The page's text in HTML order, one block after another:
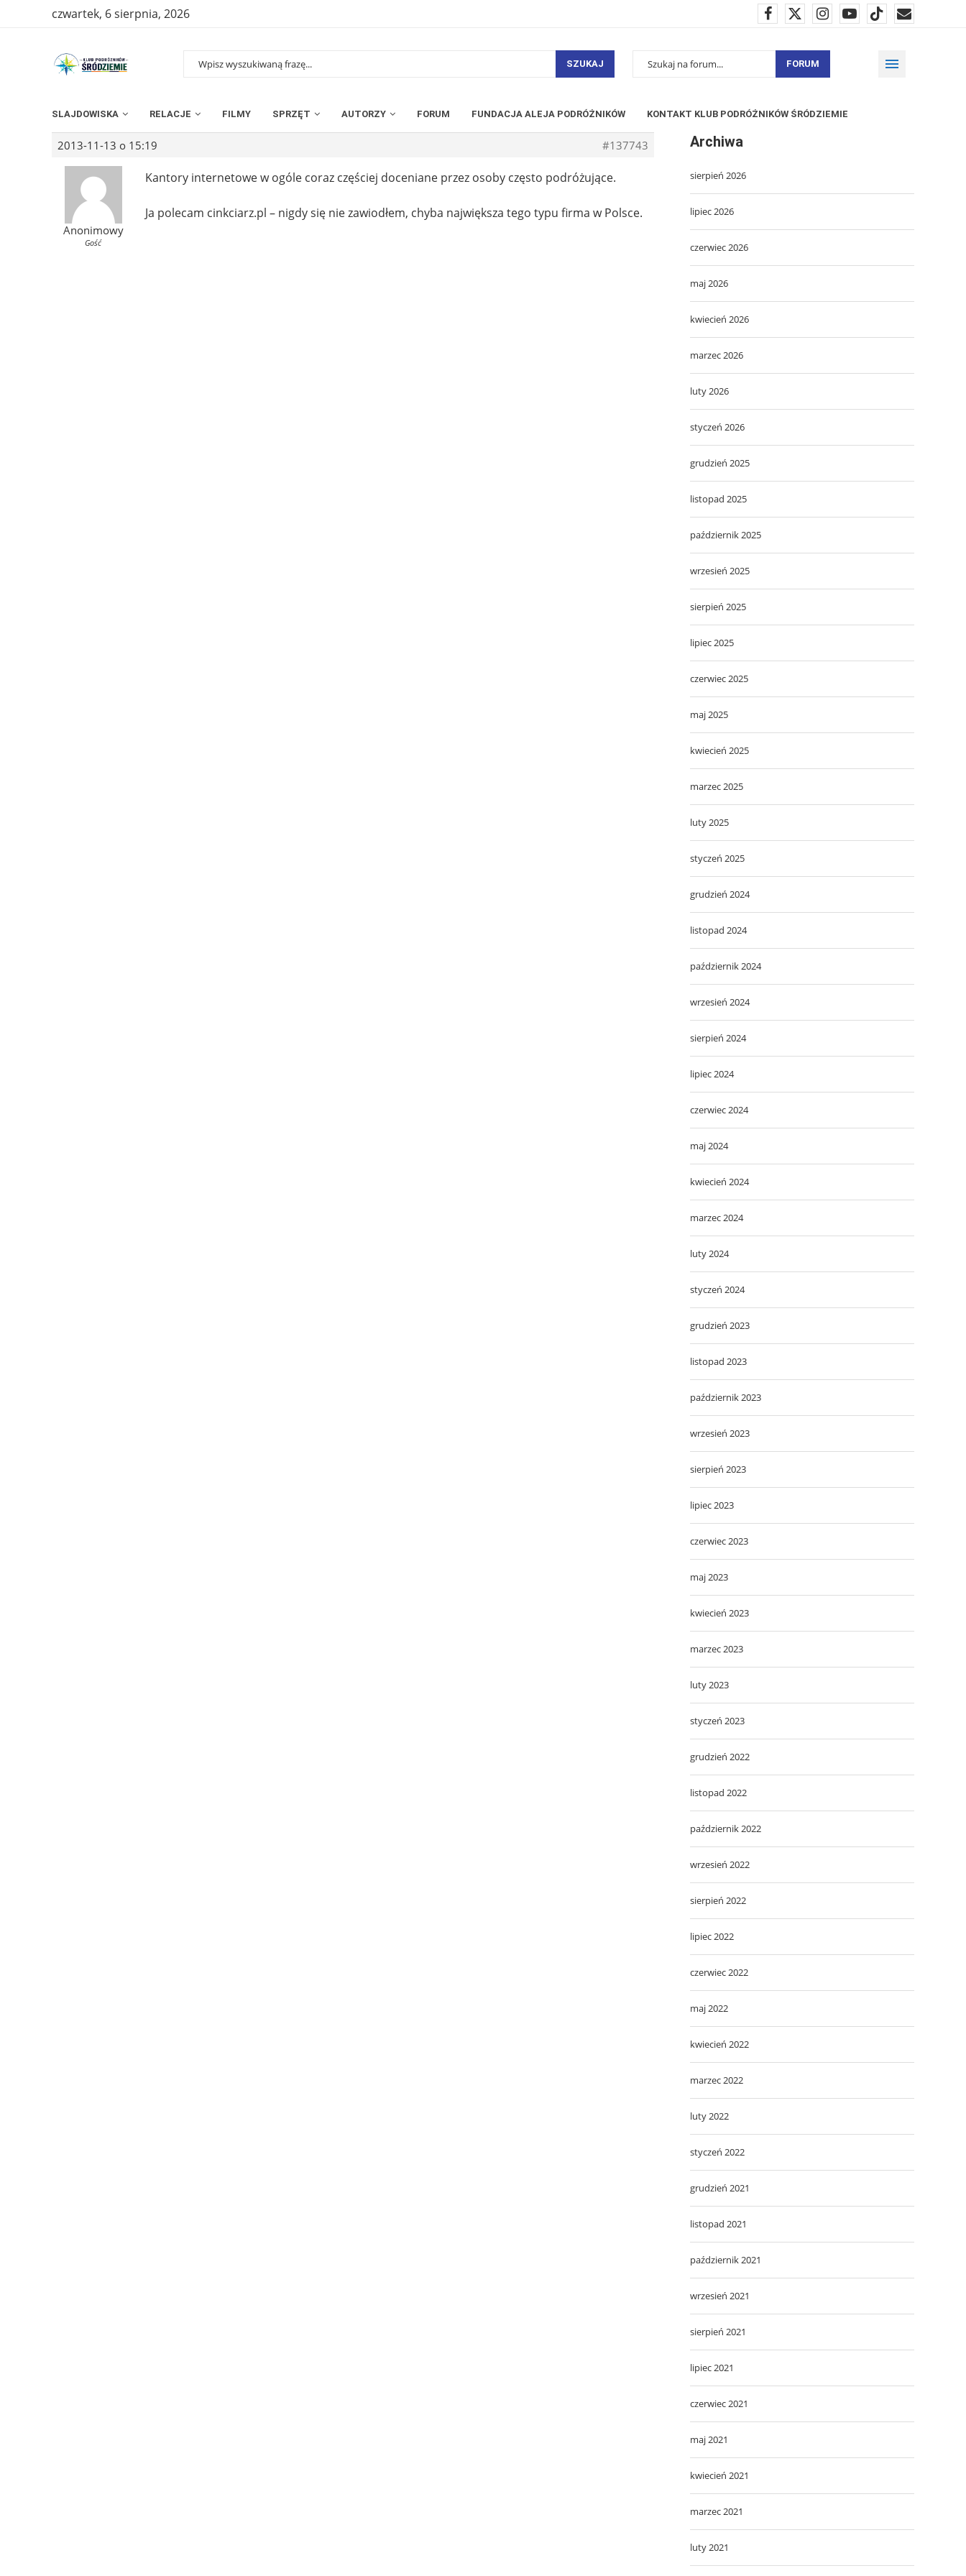
czwartek, 6 sierpnia, 2026
SZUKAJ FORUM
SLAJDOWISKA RELACJE FILMY SPRZĘT AUTORZY FORUM FUNDACJA ALEJA PODRÓŻNIKÓW KONTAKT KLUB PODRÓŻNIKÓW ŚRÓDZIEMIE
2013-11-13 o 15:19 #137743
Anonimowy
Gość
Kantory internetowe w ogóle coraz częściej doceniane przez osoby często podróżujące.
Ja polecam cinkciarz.pl – nigdy się nie zawiodłem, chyba największa tego typu firma w Polsce.
Archiwa
sierpień 2026
lipiec 2026
czerwiec 2026
maj 2026
kwiecień 2026
marzec 2026
luty 2026
styczeń 2026
grudzień 2025
listopad 2025
październik 2025
wrzesień 2025
sierpień 2025
lipiec 2025
czerwiec 2025
maj 2025
kwiecień 2025
marzec 2025
luty 2025
styczeń 2025
grudzień 2024
listopad 2024
październik 2024
wrzesień 2024
sierpień 2024
lipiec 2024
czerwiec 2024
maj 2024
kwiecień 2024
marzec 2024
luty 2024
styczeń 2024
grudzień 2023
listopad 2023
październik 2023
wrzesień 2023
sierpień 2023
lipiec 2023
czerwiec 2023
maj 2023
kwiecień 2023
marzec 2023
luty 2023
styczeń 2023
grudzień 2022
listopad 2022
październik 2022
wrzesień 2022
sierpień 2022
lipiec 2022
czerwiec 2022
maj 2022
kwiecień 2022
marzec 2022
luty 2022
styczeń 2022
grudzień 2021
listopad 2021
październik 2021
wrzesień 2021
sierpień 2021
lipiec 2021
czerwiec 2021
maj 2021
kwiecień 2021
marzec 2021
luty 2021